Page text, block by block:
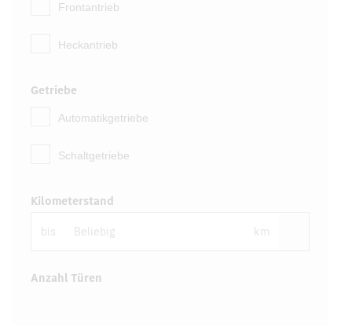
Frontantrieb
Heckantrieb
Getriebe
Automatikgetriebe
Schaltgetriebe
Kilometerstand
bis km
Anzahl Türen